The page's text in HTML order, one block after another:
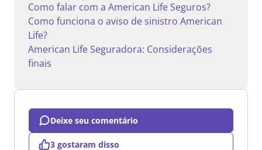
Como falar com a American Life Seguros?
Como funciona o aviso de sinistro American
Life?
American Life Seguradora: Considerações
finais
Deixe seu comentário
3 gostaram disso